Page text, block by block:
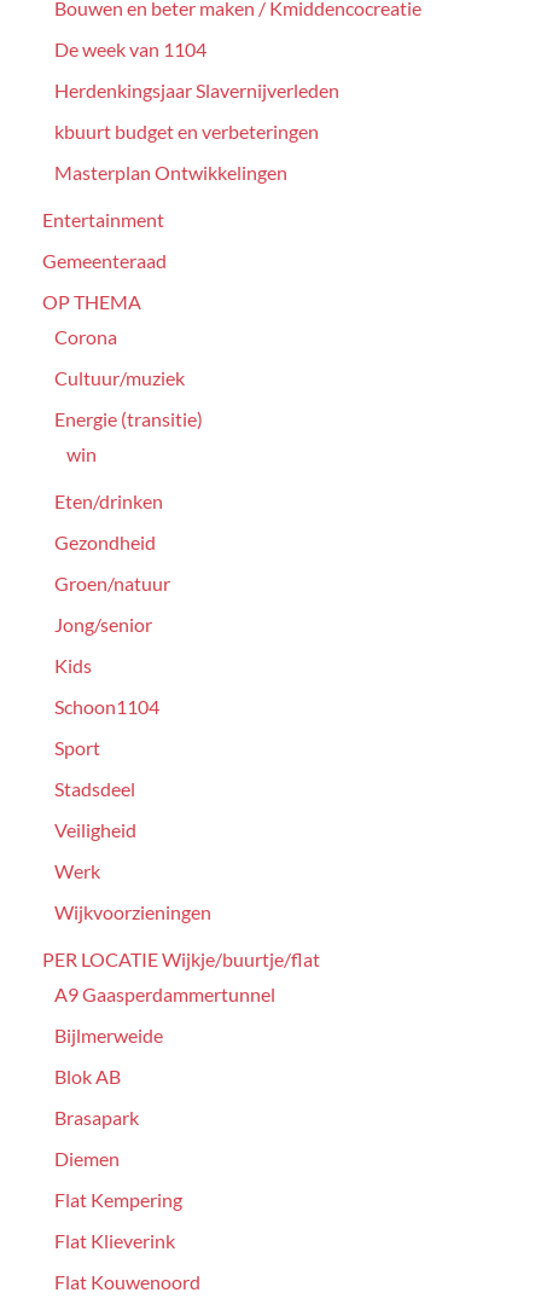
Bouwen en beter maken / Kmiddencocreatie
De week van 1104
Herdenkingsjaar Slavernijverleden
kbuurt budget en verbeteringen
Masterplan Ontwikkelingen
Entertainment
Gemeenteraad
OP THEMA
Corona
Cultuur/muziek
Energie (transitie)
win
Eten/drinken
Gezondheid
Groen/natuur
Jong/senior
Kids
Schoon1104
Sport
Stadsdeel
Veiligheid
Werk
Wijkvoorzieningen
PER LOCATIE Wijkje/buurtje/flat
A9 Gaasperdammertunnel
Bijlmerweide
Blok AB
Brasapark
Diemen
Flat Kempering
Flat Klieverink
Flat Kouwenoord